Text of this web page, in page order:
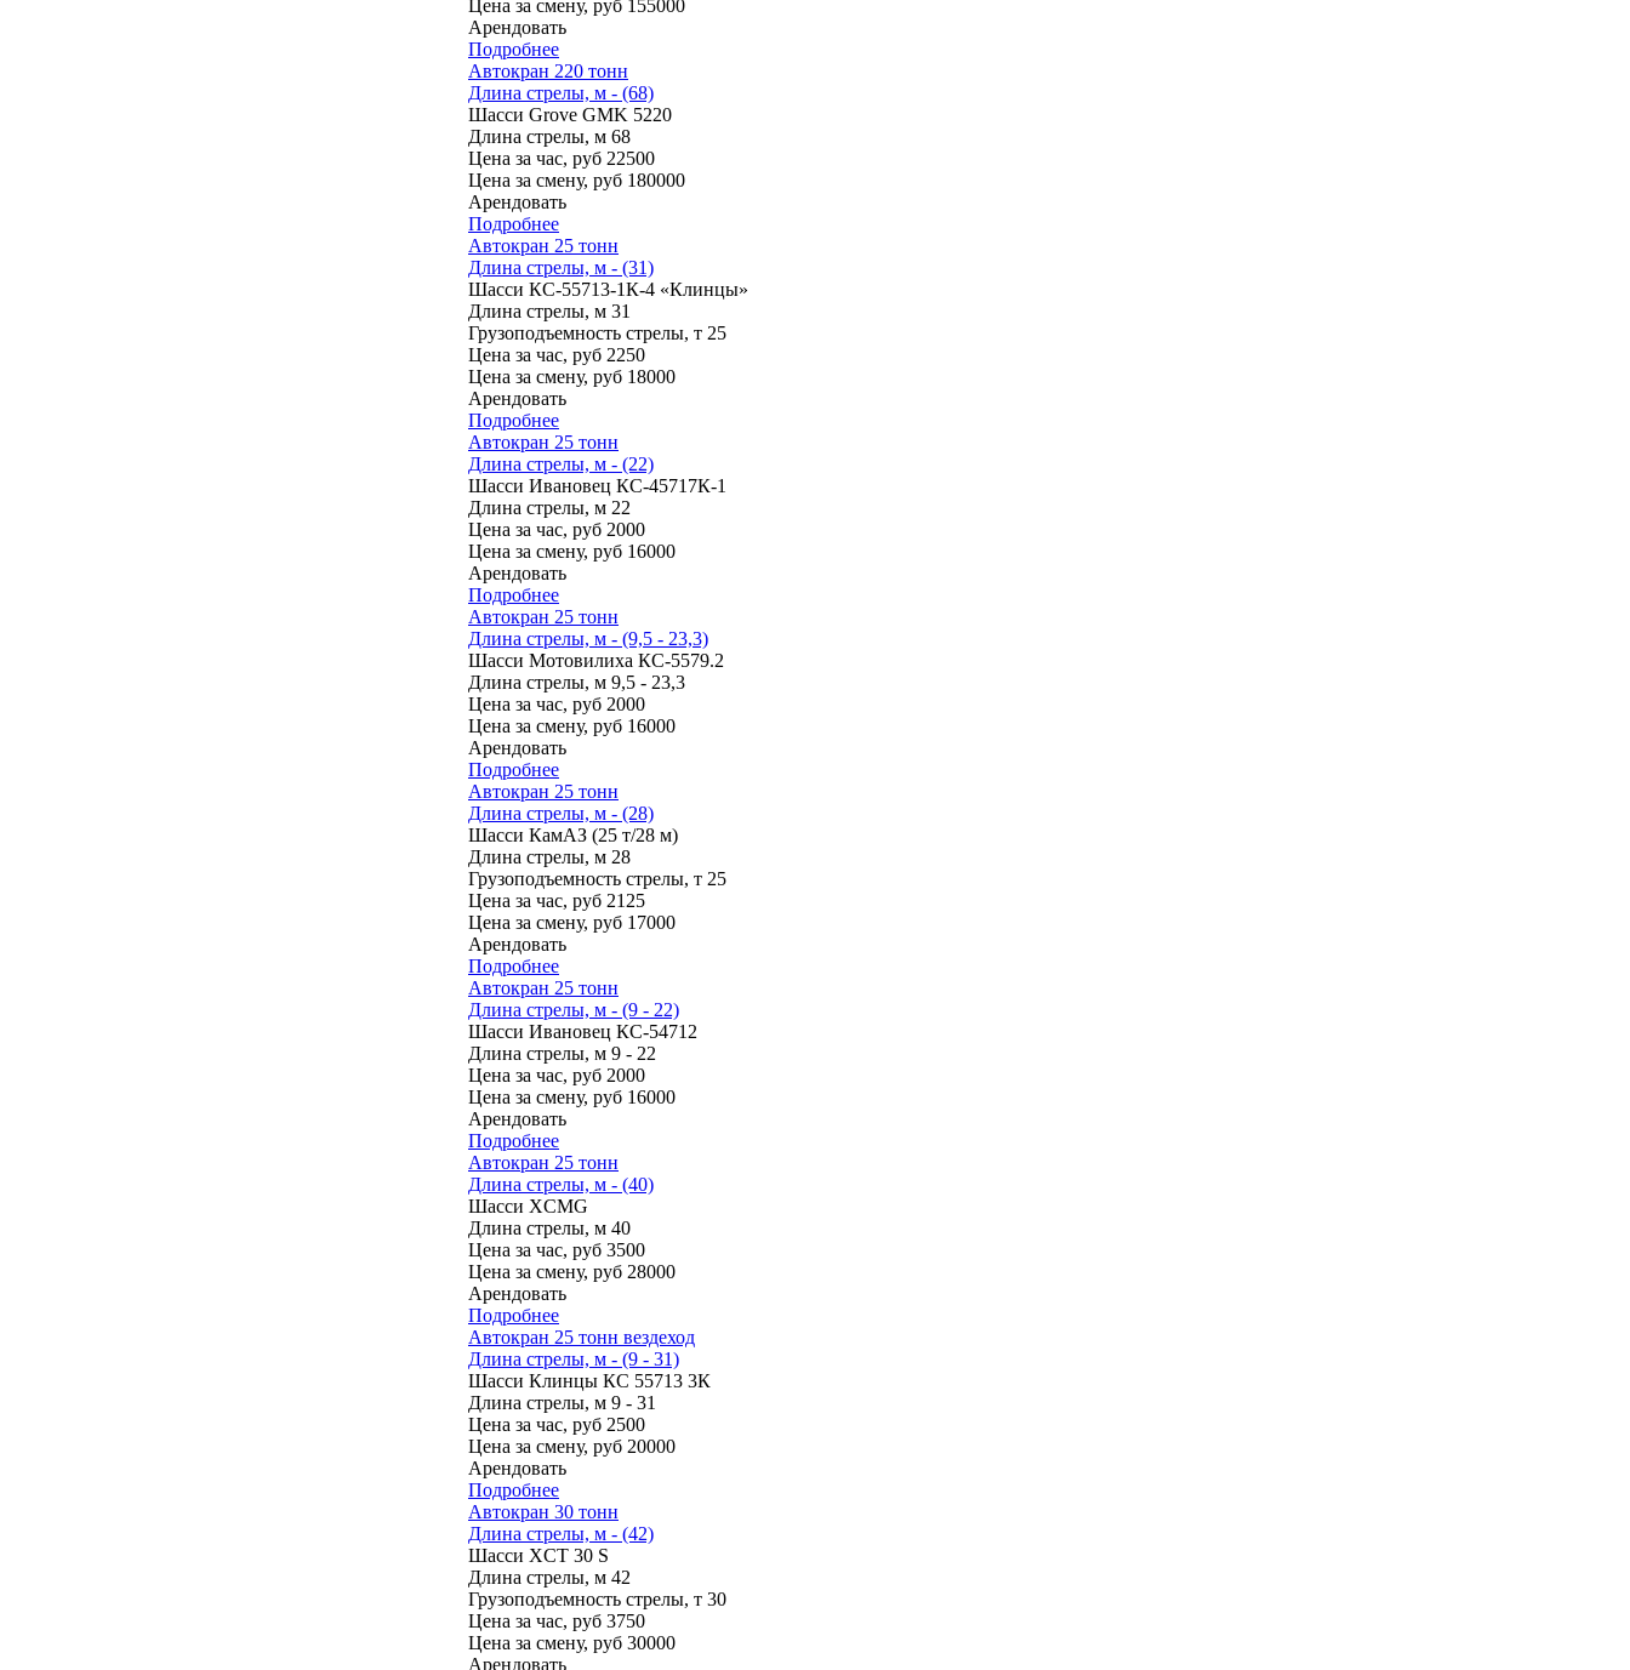
Цена за смену, руб 155000
Арендовать
Подробнее
Автокран 220 тонн
Длина стрелы, м - (68)
Шасси Grove GMK 5220
Длина стрелы, м 68
Цена за час, руб 22500
Цена за смену, руб 180000
Арендовать
Подробнее
Автокран 25 тонн
Длина стрелы, м - (31)
Шасси КС-55713-1К-4 «Клинцы»
Длина стрелы, м 31
Грузоподъемность стрелы, т 25
Цена за час, руб 2250
Цена за смену, руб 18000
Арендовать
Подробнее
Автокран 25 тонн
Длина стрелы, м - (22)
Шасси Ивановец КС-45717К-1
Длина стрелы, м 22
Цена за час, руб 2000
Цена за смену, руб 16000
Арендовать
Подробнее
Автокран 25 тонн
Длина стрелы, м - (9,5 - 23,3)
Шасси Мотовилиха КС-5579.2
Длина стрелы, м 9,5 - 23,3
Цена за час, руб 2000
Цена за смену, руб 16000
Арендовать
Подробнее
Автокран 25 тонн
Длина стрелы, м - (28)
Шасси КамАЗ (25 т/28 м)
Длина стрелы, м 28
Грузоподъемность стрелы, т 25
Цена за час, руб 2125
Цена за смену, руб 17000
Арендовать
Подробнее
Автокран 25 тонн
Длина стрелы, м - (9 - 22)
Шасси Ивановец КС-54712
Длина стрелы, м 9 - 22
Цена за час, руб 2000
Цена за смену, руб 16000
Арендовать
Подробнее
Автокран 25 тонн
Длина стрелы, м - (40)
Шасси XCMG
Длина стрелы, м 40
Цена за час, руб 3500
Цена за смену, руб 28000
Арендовать
Подробнее
Автокран 25 тонн вездеход
Длина стрелы, м - (9 - 31)
Шасси Клинцы КС 55713 3К
Длина стрелы, м 9 - 31
Цена за час, руб 2500
Цена за смену, руб 20000
Арендовать
Подробнее
Автокран 30 тонн
Длина стрелы, м - (42)
Шасси XCT 30 S
Длина стрелы, м 42
Грузоподъемность стрелы, т 30
Цена за час, руб 3750
Цена за смену, руб 30000
Арендовать